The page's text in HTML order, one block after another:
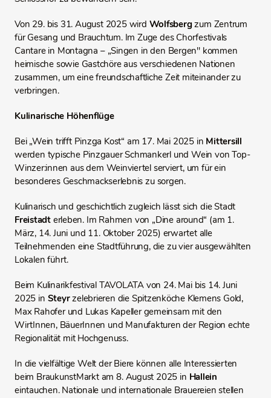
Von 29. bis 31. August 2025 wird Wolfsbergzum Zentrum
für Gesang und Brauchtum. Im Zuge des Chorfestivals
Cantare in Montagna – „Singen in den Bergen" kommen
heimische sowie Gastchöre aus verschiedenen Nationen
zusammen, um eine freundschaftliche Zeit miteinander zu
verbringen.
Kulinarische Höhenflüge
Bei „Wein trifft Pinzga Kost“ am 17. Mai 2025 in Mittersill
werden typische Pinzgauer Schmankerl und Wein von Top-
Winzer:innen aus dem Weinviertel serviert, um für ein
besonderes Geschmackserlebnis zu sorgen.
Kulinarisch und geschichtlich zugleich lässt sich die Stadt
Freistadterleben. Im Rahmen von „Dine around“ (am 1.
März, 14. Juni und 11. Oktober 2025) erwartet alle
Teilnehmenden eine Stadtführung, die zu vier ausgewählten
Lokalen führt.
Beim Kulinarikfestival TAVOLATA von 24. Mai bis 14. Juni
2025 in Steyrzelebrieren die Spitzenköche Klemens Gold,
Max Rahofer und Lukas Kapeller gemeinsam mit den
WirtInnen, BäuerInnen und Manufakturen der Region echte
Regionalität mit Hochgenuss.
In die vielfältige Welt der Biere können alle Interessierten
beim BraukunstMarkt am 8. August 2025 in Hallein
eintauchen. Nationale und internationale Brauereien stellen